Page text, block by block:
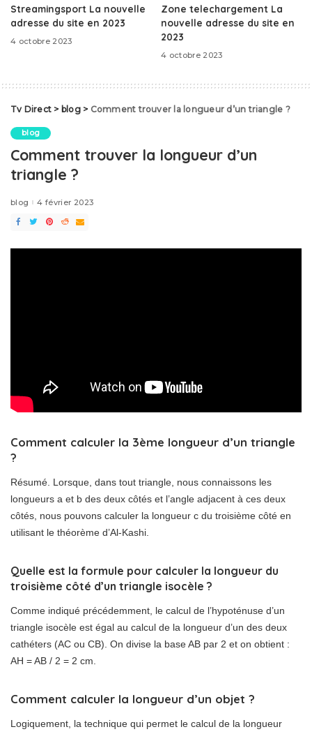
Streamingsport La nouvelle
adresse du site en 2023
4 octobre 2023
Zone telechargement La
nouvelle adresse du site en
2023
4 octobre 2023
Tv Direct > blog> Comment trouver la longueur d’un triangle ?
blog
Comment trouver la longueur d’un
triangle ?
blog 4 février 2023
Comment calculer la 3ème longueur d’un triangle
?
Résumé. Lorsque, dans tout triangle, nous connaissons les
longueurs a et b des deux côtés et l’angle adjacent à ces deux
côtés, nous pouvons calculer la longueur c du troisième côté en
utilisant le théorème d’Al-Kashi.
Quelle est la formule pour calculer la longueur du
troisième côté d’un triangle isocèle ?
Comme indiqué précédemment, le calcul de l’hypoténuse d’un
triangle isocèle est égal au calcul de la longueur d’un des deux
cathéters (AC ou CB). On divise la base AB par 2 et on obtient :
AH = AB / 2 = 2 cm.
Comment calculer la longueur d’un objet ?
Logiquement, la technique qui permet le calcul de la longueur